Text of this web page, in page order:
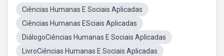
Ciências Humanas E Sociais Aplicadas
Ciências Humanas ESciais Aplicadas
DiálogoCiências Humanas E Sociais Aplicadas
LivroCiências Humanas E Sociais Aplicadas